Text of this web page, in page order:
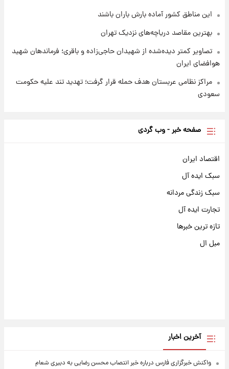
این مناطق کشور آماده بارش باران باشند
بهترین مقاصد دریاچه‌های نزدیک تهران
تصاویر کمتر دیده‌شده از شهیدان حاجی‌زاده و باقری؛ فرماندهان شهید
هوافضای ایران
مراکز نظامی عربستان هدف حمله قرار گرفت؛ تهدید تند علیه حکومت
سعودی
صفحه خبر - وب گردی
اقتصاد ایران
سبک ایده آل
سبک زندگی مردانه
تجارت ایده آل
تازه ترین خبرها
مبل ال
آخرین اخبار
واکنش خبرگزاری فارس درباره خبر انتصاب محسن رضایی به دبیری شعام